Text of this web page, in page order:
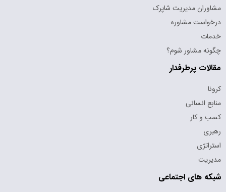
مشاوران مدیریت شاپرک
درخواست مشاوره
خدمات
چگونه مشاور شوم؟
مقالات پرطرفدار
کرونا
منابع انسانی
کسب و کار
رهبری
استراتژی
مدیریت
شبکه های اجتماعی